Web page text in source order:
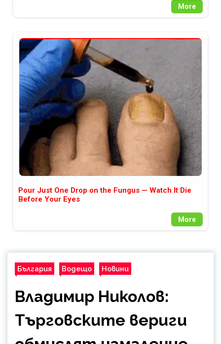
More
Pour Just One Drop on the Fungus — Watch It Die
Before Your Eyes
More
България Водещо Новини
Владимир Николов:
Търговските вериги